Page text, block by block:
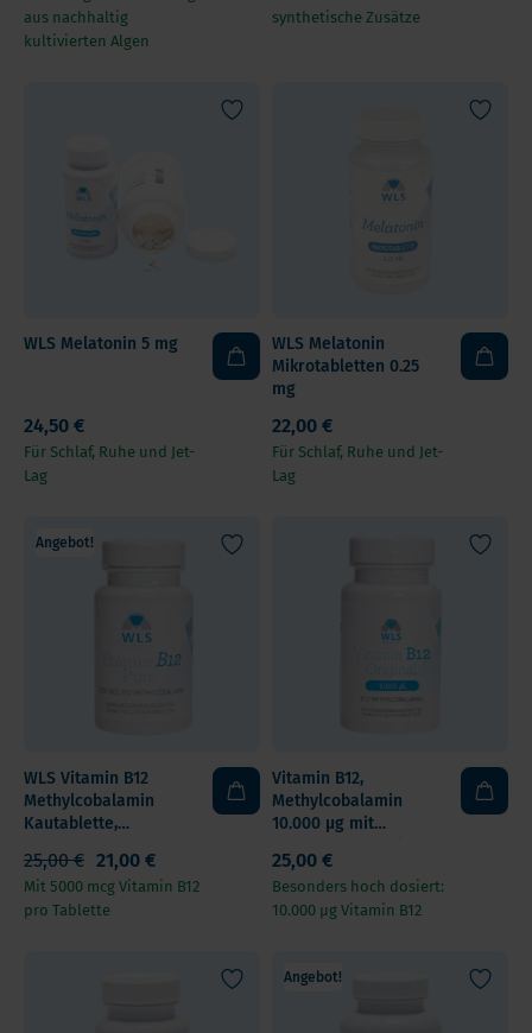
aus nachhaltig
kultivierten Algen
synthetische Zusätze
WLS Melatonin 5 mg
24,50 €
Für Schlaf, Ruhe und Jet-
Lag
WLS Melatonin
Mikrotabletten 0.25
mg
22,00 €
Für Schlaf, Ruhe und Jet-
Lag
Angebot!
WLS Vitamin B12
Methylcobalamin
Kautablette,
Erdbeergeschmack
21,00 €
25,00 €
Mit 5000 mcg Vitamin B12
pro Tablette
Vitamin B12,
Methylcobalamin
10.000 µg mit
Kautabletten
25,00 €
Besonders hoch dosiert:
10.000 µg Vitamin B12
Angebot!